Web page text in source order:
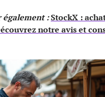
:StockX :
notre avis et